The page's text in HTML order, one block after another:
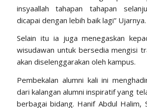
insyaallah tahapan tahapan
dicapai dengan lebih baik lagi” Ujarnya.
Selain itu ia juga menegaskan
wisudawan untuk bersedia mengisi
akan diselenggarakan oleh kampus.
Pembekalan alumni kali ini
dari kalangan alumni inspiratif yang
berbagai bidang. Hanif Abdul Halim,